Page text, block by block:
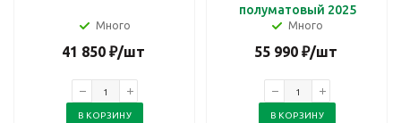
Много
41 850₽/шт
В КОРЗИНУ
полуматовый 2025
Много
55 990₽/шт
В КОРЗИНУ